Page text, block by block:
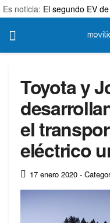
Es noticia: El segundo EV
Toyota y
el
eléctrico
17 enero 2020 -